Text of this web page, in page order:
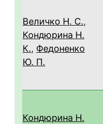
Величко Н. С.,
Кондюрина Н.
К., Федоненко
Ю. П.
Кондюрина Н.